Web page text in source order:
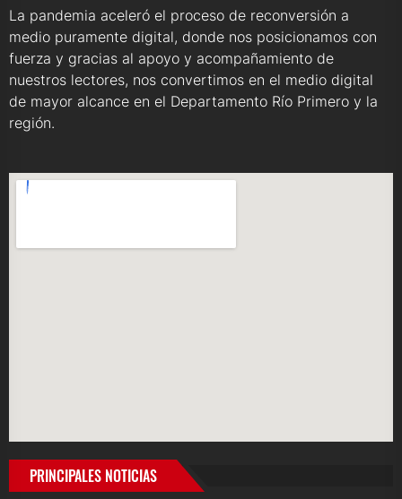
La pandemia aceleró el proceso de reconversión a
medio puramente digital, donde nos posicionamos con
fuerza y gracias al apoyo y acompañamiento de
nuestros lectores, nos convertimos en el medio digital
de mayor alcance en el Departamento Río Primero y la
región.
PRINCIPALES NOTICIAS